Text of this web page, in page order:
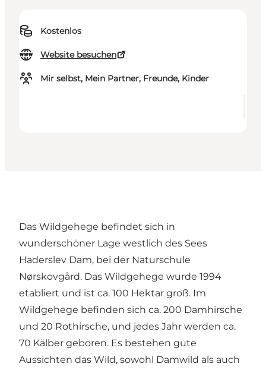
Kostenlos
Website besuchen
Mir selbst, Mein Partner, Freunde, Kinder
Das Wildgehege befindet sich in
wunderschöner Lage westlich des Sees
Haderslev Dam, bei der Naturschule
Nørskovgård. Das Wildgehege wurde 1994
etabliert und ist ca. 100 Hektar groß. Im
Wildgehege befinden sich ca. 200 Damhirsche
und 20 Rothirsche, und jedes Jahr werden ca.
70 Kälber geboren. Es bestehen gute
Aussichten das Wild, sowohl Damwild als auch